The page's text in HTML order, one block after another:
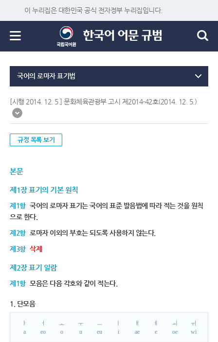
이 누리집은 대한민국 공식 전자정부 누리집입니다.
국어의 로마자 표기법
[시행 2014. 12. 5.] 문화체육관광부 고시 제2014-42호(2014. 12. 5.)
규정 목록 보기
본문
제1장 표기의 기본 원칙
제1항 국어의 로마자 표기는 국어의 표준 발음법에 따라 적는 것을 원칙
으로 한다.
제2항 로마자 이외의 부호는 되도록 사용하지 않는다.
제3항 삭제
제2장 표기 일람
제1항 모음은 다음 각호와 같이 적는다.
1. 단모음
ㅏ
a
ㅓ
eo
ㅗ
o
ㅜ
u
ㅡ
eu
i
ㅐ
ae
ㅔ
e
ㅚ
oe
ㅟ
wi